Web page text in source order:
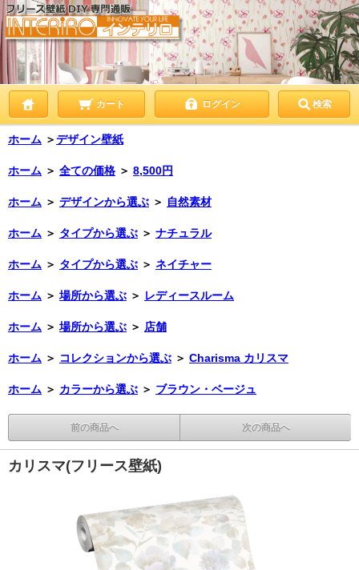
カート ログイン 検索
ホーム ＞デザイン壁紙
ホーム ＞ 全ての価格 ＞ 8,500円
ホーム ＞ デザインから選ぶ ＞ 自然素材
ホーム ＞ タイプから選ぶ ＞ ナチュラル
ホーム ＞ タイプから選ぶ ＞ ネイチャー
ホーム ＞ 場所から選ぶ ＞ レディースルーム
ホーム ＞ 場所から選ぶ ＞ 店舗
ホーム ＞ コレクションから選ぶ ＞ Charisma カリスマ
ホーム ＞ カラーから選ぶ ＞ ブラウン・ベージュ
前の商品へ 次の商品へ
カリスマ(フリース壁紙)